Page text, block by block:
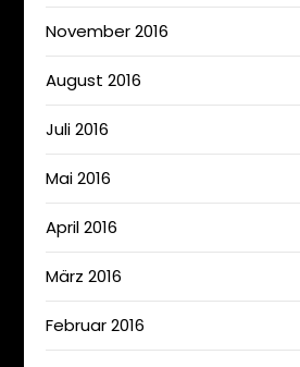
November 2016
August 2016
Juli 2016
Mai 2016
April 2016
März 2016
Februar 2016